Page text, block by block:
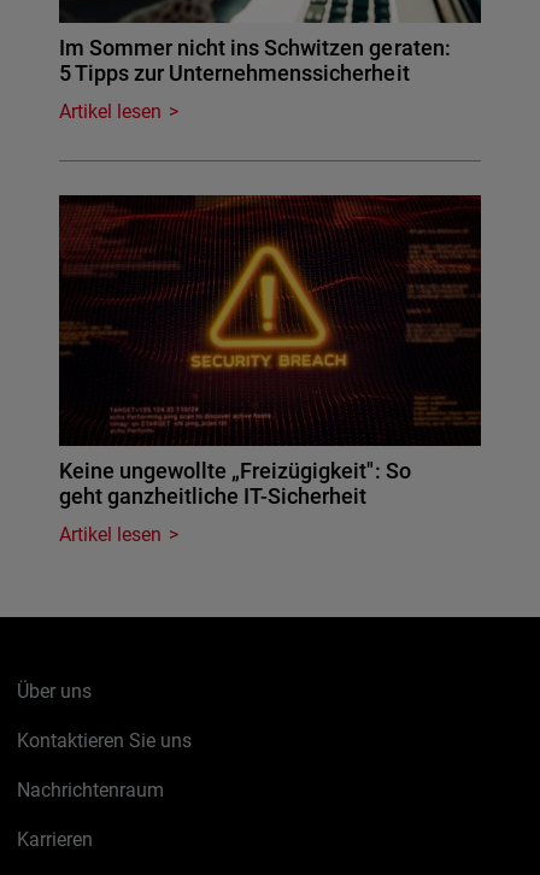
Im Sommer nicht ins Schwitzen geraten:
5 Tipps zur Unternehmenssicherheit
Artikel lesen
Keine ungewollte „Freizügigkeit": So
geht ganzheitliche IT-Sicherheit
Artikel lesen
Über uns
Kontaktieren Sie uns
Nachrichtenraum
Karrieren